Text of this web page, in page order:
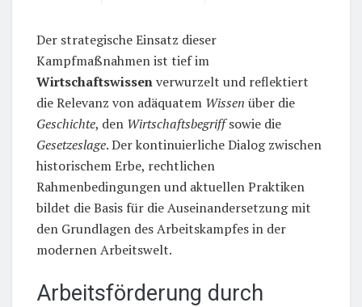
Der strategische Einsatz dieser
Kampfmaßnahmen ist tief im
Wirtschaftswissenverwurzelt und reflektiert
die Relevanz von adäquatem Wissen über die
Geschichte, den Wirtschaftsbegriffsowie die
Gesetzeslage. Der kontinuierliche Dialog zwischen
historischem Erbe, rechtlichen
Rahmenbedingungen und aktuellen Praktiken
bildet die Basis für die Auseinandersetzung mit
den Grundlagen des Arbeitskampfes in der
modernen Arbeitswelt.
Arbeitsförderung durch